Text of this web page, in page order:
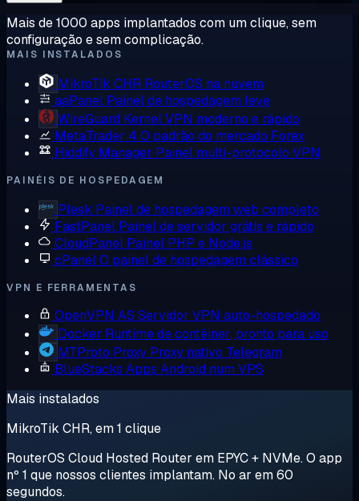
Mais de 1000 apps implantados com um clique, sem
configuração e sem complicação.
MAIS INSTALADOS
MikroTik CHR RouterOS na nuvem
aaPanel Painel de hospedagem leve
WireGuard Kernel VPN moderno e rápido
MetaTrader 4 O padrão do mercado Forex
Hiddify Manager Painel multi-protocolo VPN
PAINÉIS DE HOSPEDAGEM
Plesk Painel de hospedagem web completo
FastPanel Painel de servidor grátis e rápido
CloudPanel Painel PHP e Node.js
cPanelO painel de hospedagem clássico
VPN E FERRAMENTAS
OpenVPN AS Servidor VPN auto-hospedado
Docker Runtime de contêiner, pronto para uso
MTProto Proxy Proxy nativo Telegram
BlueStacks Apps Android num VPS
Mais instalados
MikroTik CHR, em 1 clique
RouterOS Cloud Hosted Router em EPYC + NVMe. O app
nº 1 que nossos clientes implantam. No ar em 60
segundos.